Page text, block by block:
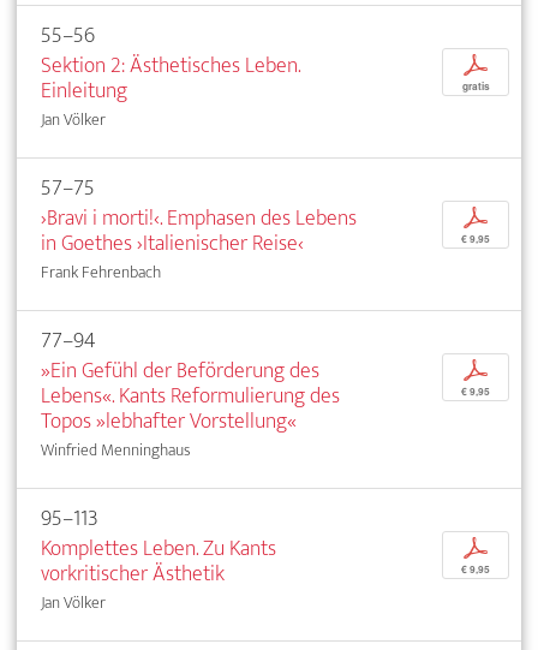
55–56
Sektion 2: Ästhetisches Leben.
Einleitung
Jan Völker
p
gratis
57–75
›Bravi i morti!‹. Emphasen des Lebens
in Goethes ›Italienischer Reise‹
Frank Fehrenbach
p
€ 9,95
77–94
»Ein Gefühl der Beförderung des
Lebens«. Kants Reformulierung des
Topos »lebhafter Vorstellung«
Winfried Menninghaus
p
€ 9,95
95–113
Komplettes Leben. Zu Kants
vorkritischer Ästhetik
Jan Völker
p
€ 9,95